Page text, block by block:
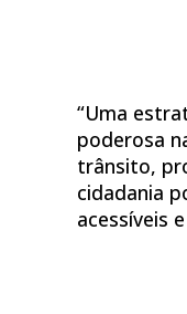
“Uma
poderosa
trânsito,
cidadania
acessíveis